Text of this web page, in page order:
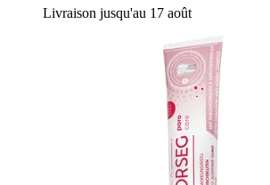
Livraison jusqu'au 17 août